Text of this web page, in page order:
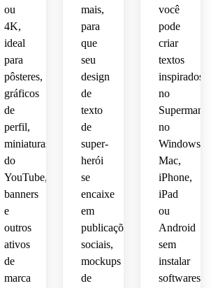
enquadramento
centralizado
acabamento
alta
resolução.
e
clima
detalhes
prontos
nítidos,
equilibrada
e
polida
com
detalhe.
ou
4K,
ideal
para
pôsteres,
gráficos
de
perfil,
miniaturas
do
YouTube,
banners
e
outros
ativos
de
marca
mais,
para
que
seu
design
de
texto
de
super-
herói
se
encaixe
em
publicações
sociais,
mockups
de
você
pode
criar
textos
inspirados
no
Superman
no
Windows,
Mac,
iPhone,
iPad
ou
Android
sem
instalar
softwares